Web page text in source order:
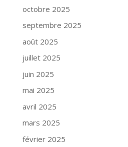
octobre 2025
septembre 2025
août 2025
juillet 2025
juin 2025
mai 2025
avril 2025
mars 2025
février 2025